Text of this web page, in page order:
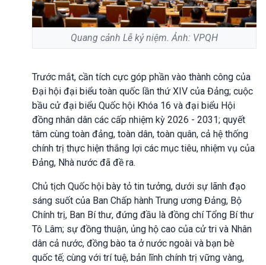
Quang cảnh Lễ kỷ niệm. Ảnh: VPQH
Trước mắt, cần tích cực góp phần vào thành công của
Đại hội đại biểu toàn quốc lần thứ XIV của Đảng; cuộc
bầu cử đại biểu Quốc hội Khóa 16 và đại biểu Hội
đồng nhân dân các cấp nhiệm kỳ 2026 - 2031; quyết
tâm cùng toàn đảng, toàn dân, toàn quân, cả hệ thống
chính trị thực hiện thắng lợi các mục tiêu, nhiệm vụ của
Đảng, Nhà nước đã đề ra.
Chủ tịch Quốc hội bày tỏ tin tưởng, dưới sự lãnh đạo
sáng suốt của Ban Chấp hành Trung ương Đảng, Bộ
Chính trị, Ban Bí thư, đứng đầu là đồng chí Tổng Bí thư
Tô Lâm; sự đồng thuận, ủng hộ cao của cử tri và Nhân
dân cả nước, đồng bào ta ở nước ngoài và bạn bè
quốc tế; cùng với trí tuệ, bản lĩnh chính trị vững vàng,